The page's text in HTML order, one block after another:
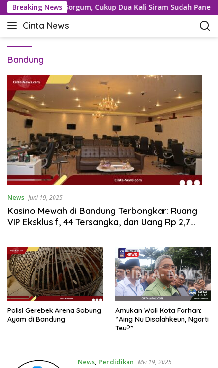
a
Breaking News
dengan Sorgum, Cukup Dua Kali Siram Sudah Panen
Cinta News
C
t
a
N
e
w
s
–
a
b
a
r
e
r
k
i
,
P
e
n
u
h
p
Bandung
News Juni 19, 2025
Kasino Mewah di Bandung Terbongkar: Ruang
VIP Eksklusif, 44 Tersangka, dan Uang Rp 2,7
Polisi Gerebek Arena Sabung
Ayam di Bandung
Amukan Wali Kota Farhan:
“Aing Nu Disalahkeun, Ngarti
Teu?”
News, Pendidikan Mei 19, 2025